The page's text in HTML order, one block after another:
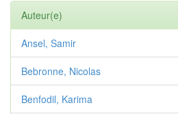
Auteur(e)
Ansel, Samir
Bebronne, Nicolas
Benfodil, Karima